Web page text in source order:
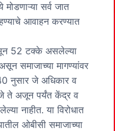
सर्व जात
आवाहन करण्यात
52 टक्के असलेल्या
समाजाच्या मागण्यांवर
नुसार जे अधिकार व
ते अजून पर्यंत केंद्र व
नाहीत. या विरोधात
ओबीसी समाजाच्या